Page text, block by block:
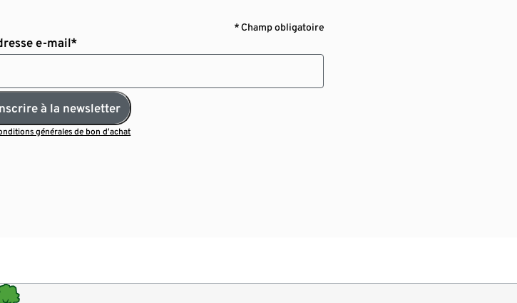
* Champ obligatoire
e-mail*
à la newsletter
générales de bon d’achat